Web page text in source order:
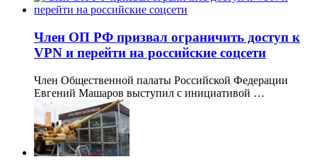
Член ОП РФ призвал ограничить доступ к
VPN и перейти на российские соцсети
Член Общественной палаты Российской Федерации
Евгений Машаров выступил с инициативой …